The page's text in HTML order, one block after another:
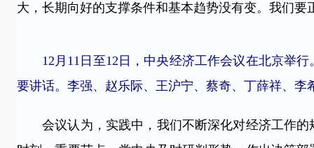
大，长期向好的支撑条件和基本趋势没有变。我们
12月11日至12日，中央经济工作会议在北京举行
要讲话。李强、赵乐际、王沪宁、蔡奇、丁薛祥、李
会议认为，实践中，我们不断深化对经济工作的